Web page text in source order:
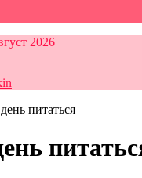
2026
питаться